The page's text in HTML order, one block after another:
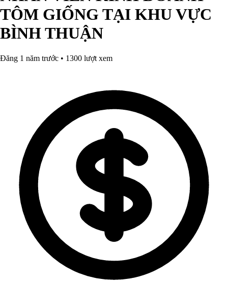
TÔM GIỐNG TẠI KHU VỰC
BÌNH THUẬN
Đăng 1 năm trước • 1300 lượt xem